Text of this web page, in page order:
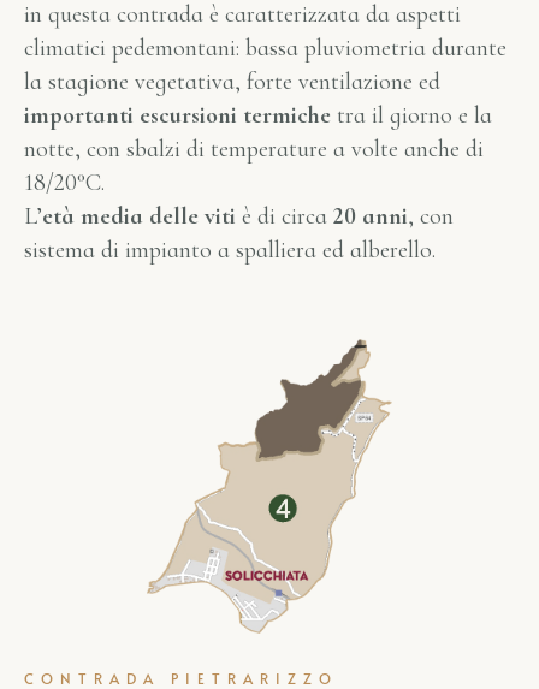
in questa contrada è caratterizzata da aspetti
climatici pedemontani: bassa pluviometria durante
la stagione vegetativa, forte ventilazione ed
importanti escursioni termiche tra il giorno e la
notte, con sbalzi di temperature a volte anche di
18/20°C.
L’età media delle viti è di circa 20 anni, con
sistema di impianto a spalliera ed alberello.
CONTRADA PIETRARIZZO